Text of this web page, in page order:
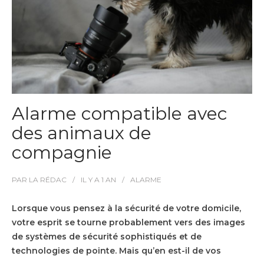
Alarme compatible avec
des animaux de
compagnie
PAR LA RÉDAC IL Y A 1 AN ALARME
Lorsque vous pensez à la sécurité de votre domicile,
votre esprit se tourne probablement vers des images
de systèmes de sécurité sophistiqués et de
technologies de pointe. Mais qu’en est-il de vos